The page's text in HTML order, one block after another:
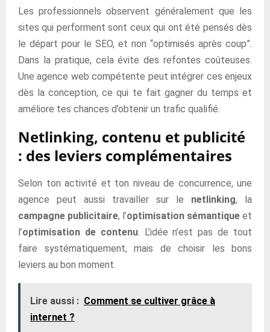
Les professionnels observent généralement que les
sites qui performent sont ceux qui ont été pensés dès
le départ pour le SEO, et non “optimisés après coup”.
Dans la pratique, cela évite des refontes coûteuses.
Une agence web compétente peut intégrer ces enjeux
dès la conception, ce qui te fait gagner du temps et
améliore tes chances d’obtenir un trafic qualifié.
Netlinking, contenu et publicité
: des leviers complémentaires
Selon ton activité et ton niveau de concurrence, une
agence peut aussi travailler sur le netlinking, la
campagne publicitaire, l’optimisation sémantique et
l’optimisation de contenu. L’idée n’est pas de tout
faire systématiquement, mais de choisir les bons
leviers au bon moment.
Lire aussi : Comment se cultiver grâce à
internet ?